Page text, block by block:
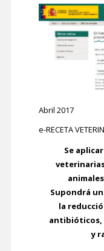
Abril 2017
e-RECETA
Se
Supondrá
la
antibióticos,
y